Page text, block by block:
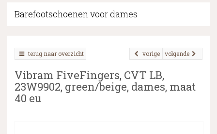
▼
Barefootschoenen voor dames
terug naar overzicht volgende
vorige
Vibram FiveFingers, CVT LB,
23W9902, green/beige, dames, maat
40 eu